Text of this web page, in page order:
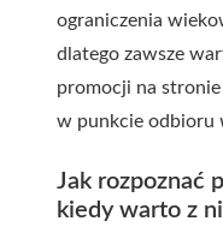
ograniczenia
dlatego zawsze
promocji na
w punkcie odbioru
Jak rozpoznać
kiedy warto z